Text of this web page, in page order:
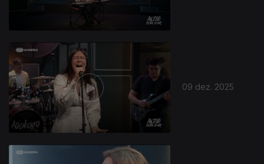
09 dez. 2025